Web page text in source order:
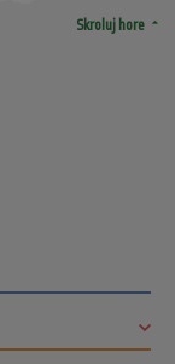
Skroluj hore arrow_drop_up